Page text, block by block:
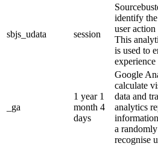
sbjs_udata session
identify
user
This
is used to
_ga
1 year 1
month 4
days
Google
calculate
data and
analytics
a
recognise